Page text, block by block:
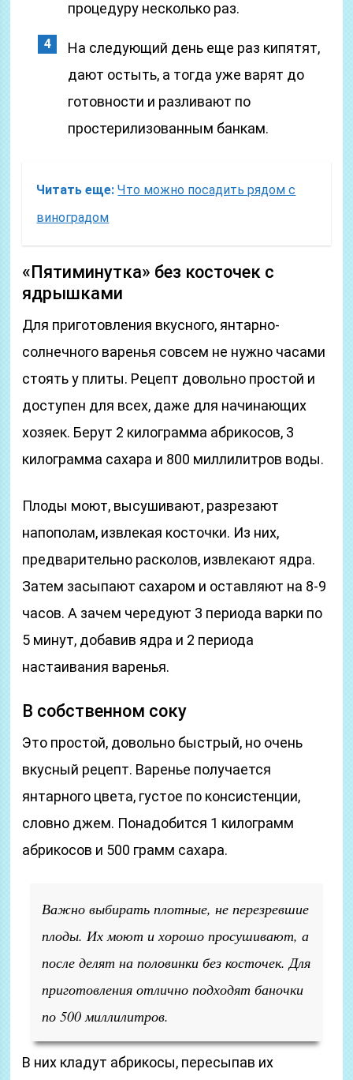
процедуру несколько раз.
На следующий день еще раз кипятят,
дают остыть, а тогда уже варят до
готовности и разливают по
простерилизованным банкам.
Читать еще: Что можно посадить рядом с
виноградом
«Пятиминутка» без косточек с
ядрышками
Для приготовления вкусного, янтарно-
солнечного варенья совсем не нужно часами
стоять у плиты. Рецепт довольно простой и
доступен для всех, даже для начинающих
хозяек. Берут 2 килограмма абрикосов, 3
килограмма сахара и 800 миллилитров воды.
Плоды моют, высушивают, разрезают
напополам, извлекая косточки. Из них,
предварительно расколов, извлекают ядра.
Затем засыпают сахаром и оставляют на 8-9
часов. А зачем чередуют 3 периода варки по
5 минут, добавив ядра и 2 периода
настаивания варенья.
В собственном соку
Это простой, довольно быстрый, но очень
вкусный рецепт. Варенье получается
янтарного цвета, густое по консистенции,
словно джем. Понадобится 1 килограмм
абрикосов и 500 грамм сахара.
Важно выбирать плотные, не перезревшие
плоды. Их моют и хорошо просушивают, а
после делят на половинки без косточек. Для
приготовления отлично подходят баночки
по 500 миллилитров.
В них кладут абрикосы, пересыпав их